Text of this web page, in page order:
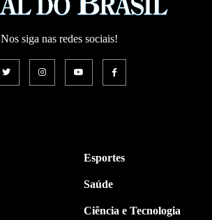
Nos siga nas redes sociais!
Esportes
Saúde
Ciência e Tecnologia